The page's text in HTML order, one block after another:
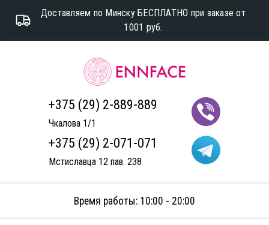
Доставляем по Минску БЕСПЛАТНО при заказе от
1001 руб.
+375 (29) 2-889-889
Чкалова 1/1
+375 (29) 2-071-071
Мстиславца 12 пав. 238
Время работы: 10:00 - 20:00